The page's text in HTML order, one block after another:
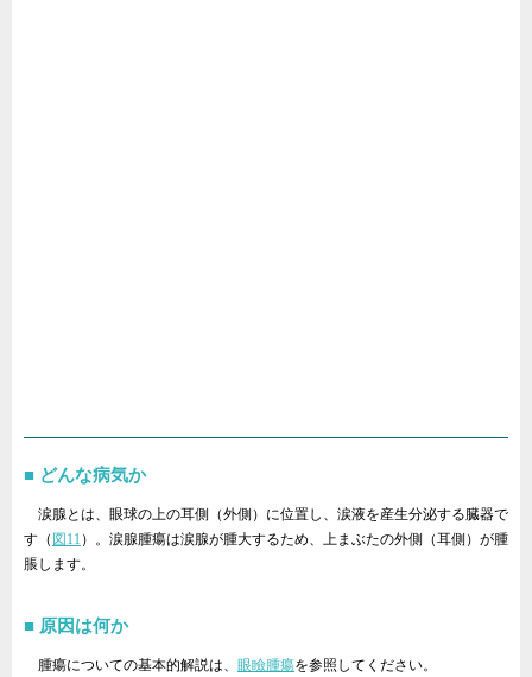
どんな病気か
涙腺とは、眼球の上の耳側（外側）に位置し、涙液を産生分泌する臓器で
す（ 図11 ）。涙腺腫瘍は涙腺が腫大するため、上まぶたの外側（耳側）が腫
脹します。
原因は何か
腫瘍についての基本的解説は、 眼瞼腫瘍を参照してください。